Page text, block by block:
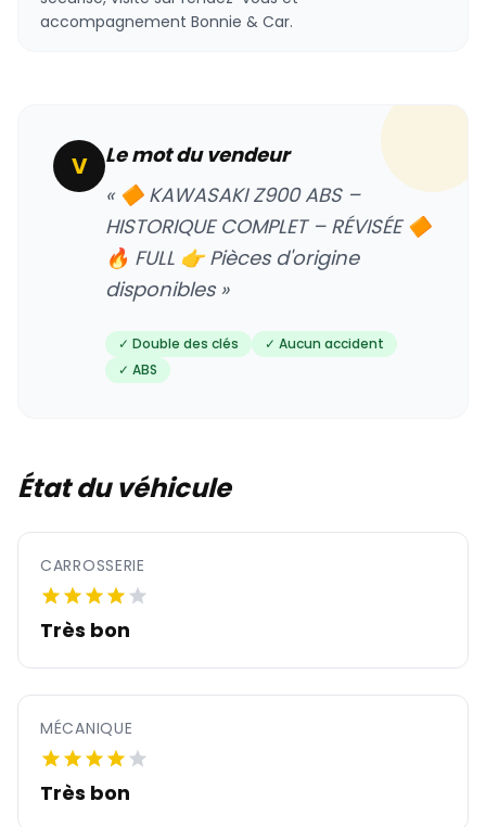
accompagnement Bonnie & Car.
V
Le mot du vendeur
« 🔶 KAWASAKI Z900 ABS –
HISTORIQUE COMPLET – RÉVISÉE 🔶
🔥 FULL 👉 Pièces d'origine
disponibles »
✓ Double des clés
✓ Aucun accident
✓ ABS
État du véhicule
CARROSSERIE
Très bon
MÉCANIQUE
Très bon